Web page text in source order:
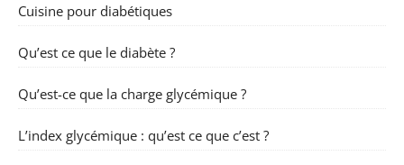
Cuisine pour diabétiques
Qu’est ce que le diabète ?
Qu’est-ce que la charge glycémique ?
L’index glycémique : qu’est ce que c’est ?